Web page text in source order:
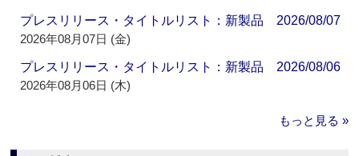
プレスリリース・タイトルリスト：新製品 2026/08/07
2026年08月07日 (金)
プレスリリース・タイトルリスト：新製品 2026/08/06
2026年08月06日 (木)
もっと見る »